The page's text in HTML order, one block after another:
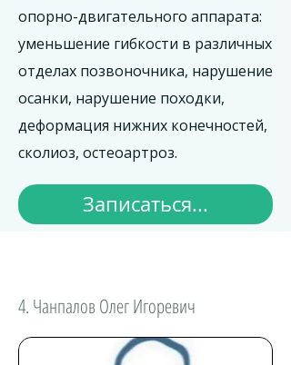
опорно-двигательного аппарата:
уменьшение гибкости в различных
отделах позвоночника, нарушение
осанки, нарушение походки,
деформация нижних конечностей,
сколиоз, остеоартроз.
Записаться...
4. Чанпалов Олег Игоревич